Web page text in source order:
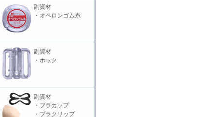
副資材
・オペロンゴム糸
副資材
・ホック
副資材
・ブラカップ
・ブラクリップ